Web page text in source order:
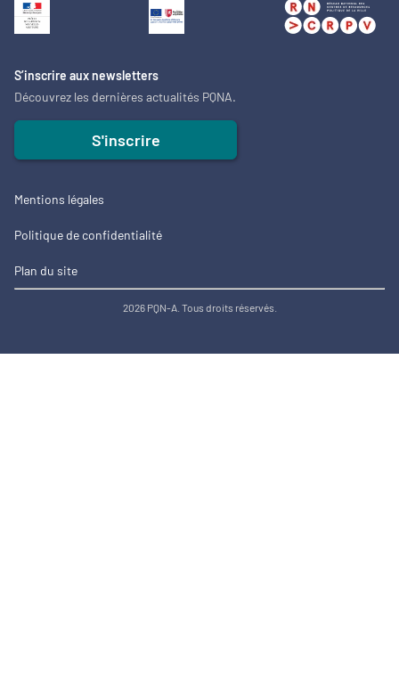
S’inscrire aux newsletters
Découvrez les dernières actualités PQNA.
S'inscrire
Mentions légales
Politique de confidentialité
Plan du site
2026 PQN-A. Tous droits réservés.